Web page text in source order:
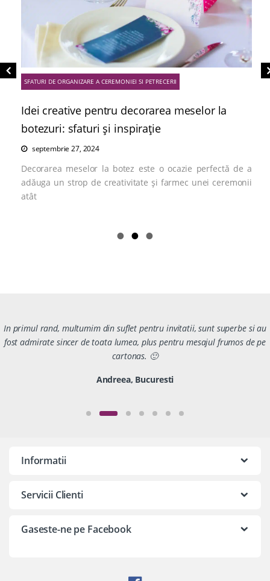
SFATURI DE ORGANIZARE A CEREMONIEI SI PETRECERII
Idei creative pentru decorarea meselor la
botezuri: sfaturi și inspirație
septembrie 27, 2024
Decorarea meselor la botez este o ocazie perfectă de a
adăuga un strop de creativitate și farmec unei ceremonii
atât
In primul rand, multumim din suflet pentru invitatii, sunt superbe si au
fost admirate sincer de toata lumea, plus pentru mesajul frumos de pe
cartonas. 🙂
Andreea, Bucuresti
Informatii
Servicii Clienti
Gaseste-ne pe Facebook